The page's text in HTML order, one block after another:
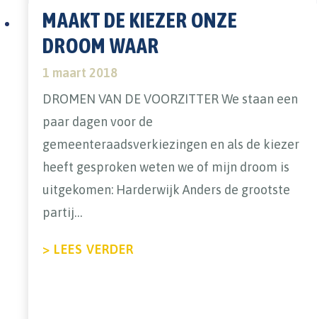
MAAKT DE KIEZER ONZE
DROOM WAAR
1 maart 2018
DROMEN VAN DE VOORZITTER We staan een
paar dagen voor de
gemeenteraadsverkiezingen en als de kiezer
heeft gesproken weten we of mijn droom is
uitgekomen: Harderwijk Anders de grootste
partij…
> LEES VERDER